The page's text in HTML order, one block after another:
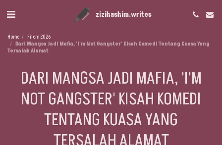
zizihashim.writes
Home
Filem 2026
Dari Mangsa Jadi Mafia, 'I'm Not Gangster' Kisah Komedi Tentang Kuasa Yang
Tersalah Alamat
DARI MANGSA JADI MAFIA, 'I'M
NOT GANGSTER' KISAH KOMEDI
TENTANG KUASA YANG